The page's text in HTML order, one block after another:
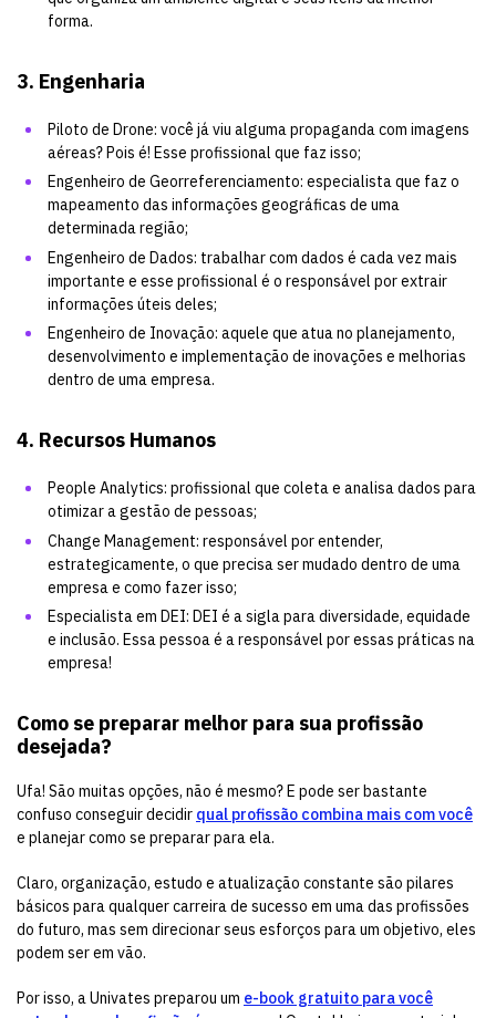
forma.
3. Engenharia
Piloto de Drone: você já viu alguma propaganda com imagens
aéreas? Pois é! Esse profissional que faz isso;
Engenheiro de Georreferenciamento: especialista que faz o
mapeamento das informações geográficas de uma
determinada região;
Engenheiro de Dados: trabalhar com dados é cada vez mais
importante e esse profissional é o responsável por extrair
informações úteis deles;
Engenheiro de Inovação: aquele que atua no planejamento,
desenvolvimento e implementação de inovações e melhorias
dentro de uma empresa.
4. Recursos Humanos
People Analytics: profissional que coleta e analisa dados para
otimizar a gestão de pessoas;
Change Management: responsável por entender,
estrategicamente, o que precisa ser mudado dentro de uma
empresa e como fazer isso;
Especialista em DEI: DEI é a sigla para diversidade, equidade
e inclusão. Essa pessoa é a responsável por essas práticas na
empresa!
Como se preparar melhor para sua profissão
desejada?
Ufa! São muitas opções, não é mesmo? E pode ser bastante
confuso conseguir decidir qual profissão combina mais com você
e planejar como se preparar para ela.
Claro, organização, estudo e atualização constante são pilares
básicos para qualquer carreira de sucesso em uma das profissões
do futuro, mas sem direcionar seus esforços para um objetivo, eles
podem ser em vão.
Por isso, a Univates preparou um e-book gratuito para você